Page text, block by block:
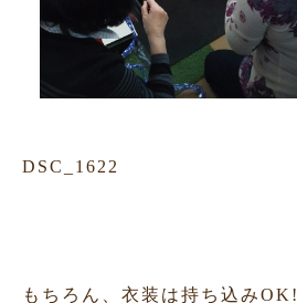
DSC_1622
もちろん、衣装は持ち込みOK!